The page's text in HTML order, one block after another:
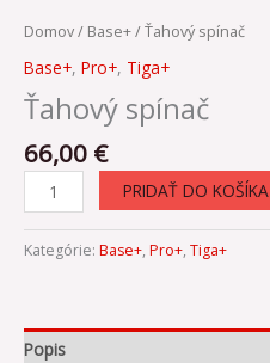
Domov/ Base+/ Ťahový spínač
Base+, Pro+, Tiga+
Ťahový spínač
66,00 €
PRIDAŤ DO KOŠÍKA
Kategórie: Base+, Pro+, Tiga+
Popis